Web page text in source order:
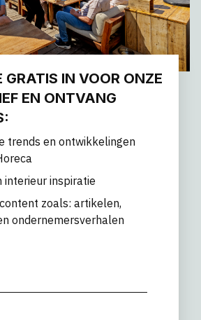
GRATIS IN VOOR ONZE
EN ONTVANG
trends en ontwikkelingen
interieur inspiratie
zoals: artikelen,
ondernemersverhalen